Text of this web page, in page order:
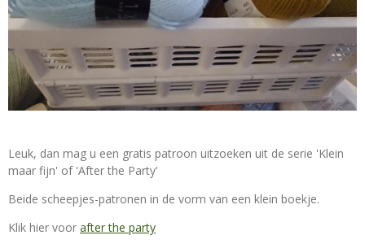
Leuk, dan mag u een gratis patroon uitzoeken uit de serie 'Klein
maar fijn' of 'After the Party'
Beide scheepjes-patronen in de vorm van een klein boekje.
Klik hier voor after the party